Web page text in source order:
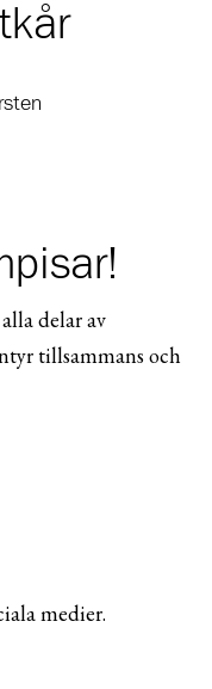
delar av
tillsammans och
medier.